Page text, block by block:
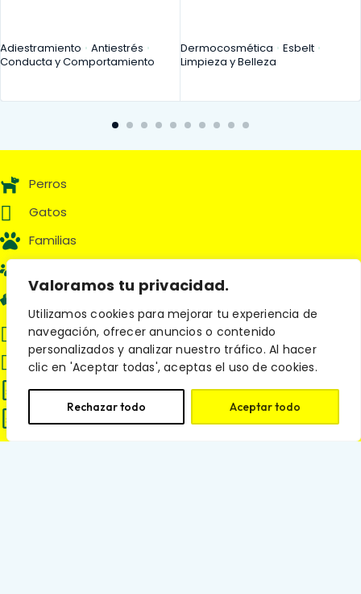
Valoramos tu privacidad.
Utilizamos cookies para mejorar tu experiencia de
navegación, ofrecer anuncios o contenido
personalizados y analizar nuestro tráfico. Al hacer
clic en 'Aceptar todas', aceptas el uso de cookies.
Rechazar todo Aceptar todo
Adiestramiento
Antiestrés
Conducta y Comportamiento
Dermocosmética
Esbelt
Limpieza y Belleza
Perros
Gatos
Familias
(601) 595 1313
servicioalcliente@petsandcats.com.co
Política de cookies